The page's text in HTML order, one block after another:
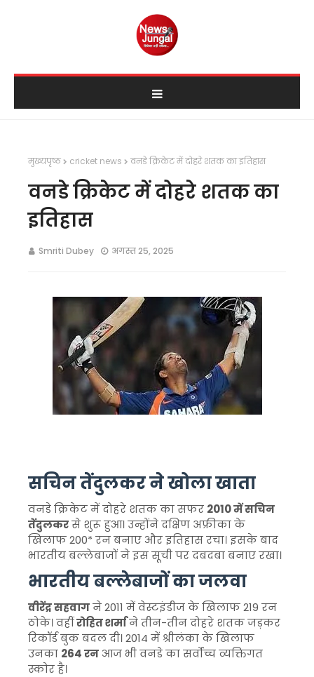
मुख्यपृष्ठ cricket news वनडे क्रिकेट में दोहरे शतक का इतिहास
वनडे क्रिकेट में दोहरे शतक का
इतिहास
Smriti Dubey अगस्त 25, 2025
सचिन तेंदुलकर ने खोला खाता
वनडे क्रिकेट में दोहरे शतक का सफर 2010 में सचिन
तेंदुलकरसे शुरू हुआ। उन्होंने दक्षिण अफ्रीका के
खिलाफ 200* रन बनाए और इतिहास रचा। इसके बाद
भारतीय बल्लेबाजों ने इस सूची पर दबदबा बनाए रखा।
भारतीय बल्लेबाजों का जलवा
वीरेंद्र सहवागने 2011 में वेस्टइंडीज के खिलाफ 219 रन
ठोके। वहींरोहित शर्माने तीन-तीन दोहरे शतक जड़कर
रिकॉर्ड बुक बदल दी। 2014 में श्रीलंका के खिलाफ
उनका 264 रन आज भी वनडे का सर्वोच्च व्यक्तिगत
स्कोर है।